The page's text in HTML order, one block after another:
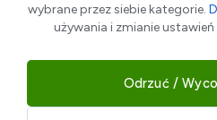
Integracyjne Centrum
Łomiankachto obiekt na miarę
wybrane przez siebie kategorie.
używania i zmianie
Odrzuć /